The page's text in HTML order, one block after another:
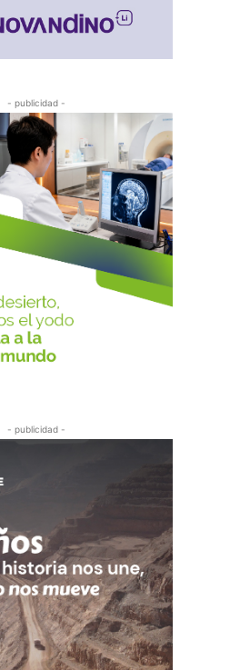
- publicidad -
- publicidad -